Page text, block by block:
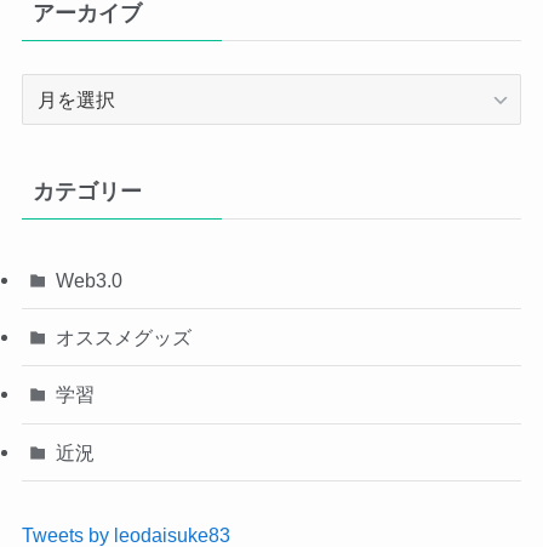
アーカイブ
ブ
カテゴリー
Web3.0
オススメグッズ
学習
近況
Tweets by leodaisuke83